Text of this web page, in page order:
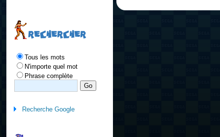
RECHERCHER
Tous les mots
N'importe quel mot
Phrase complète
Recherche Google